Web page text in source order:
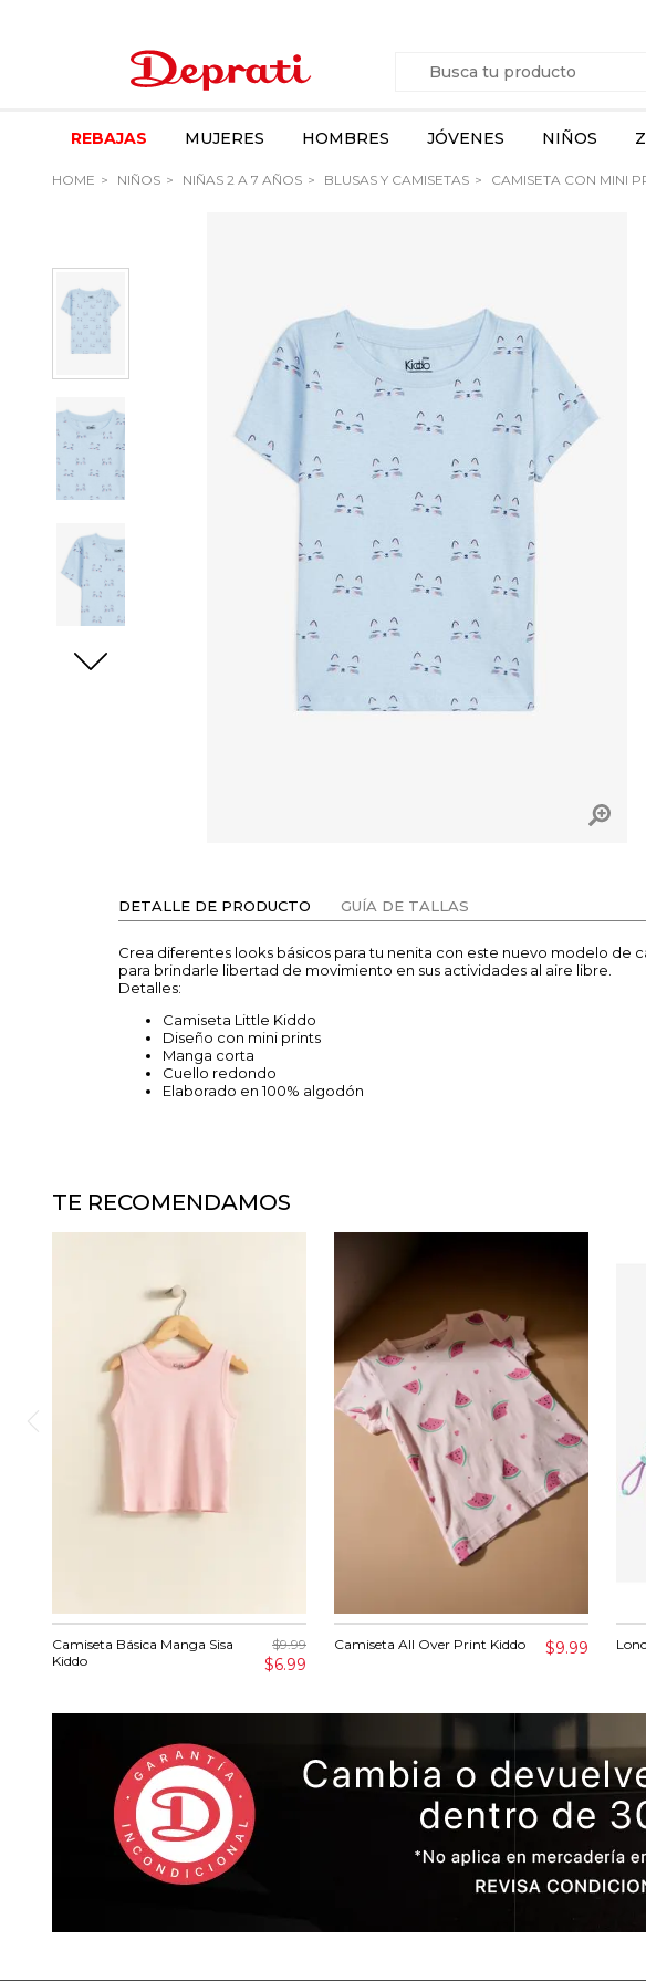
REBAJAS MUJERES HOMBRES JÓVENES NIÑOS
HOME NIÑOS NIÑAS 2 A 7 AÑOS BLUSAS Y CAMISETAS CAMISETA CON MINI
DETALLE DE PRODUCTO GUÍA DE TALLAS
Crea diferentes looks básicos para tu nenita con este nuevo modelo de
para brindarle libertad de movimiento en sus actividades al aire libre.
Detalles:
Camiseta Little Kiddo
Diseño con mini prints
Manga corta
Cuello redondo
Elaborado en 100% algodón
TE RECOMENDAMOS
Camiseta Básica Manga Sisa
Kiddo
$9.99
$6.99
Camiseta All Over Print Kiddo $9.99